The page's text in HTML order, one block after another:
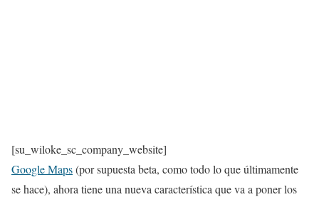
[su_wiloke_sc_company_website]
Google Maps(por supuesta beta, como todo lo que últimamente
se hace), ahora tiene una nueva característica que va a poner los